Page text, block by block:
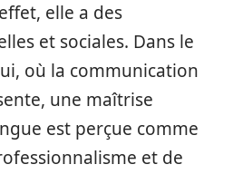
elle a des
et sociales. Dans le
où la communication
une maîtrise
est perçue comme
et de